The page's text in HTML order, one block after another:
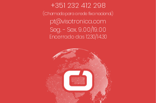
+351 232 412 298
(Chamada para a rede fixa nacional.)
pt@visotronica.com
Seg. - Sex. 9.00/19.00
Encerrado das 12.30/14.30